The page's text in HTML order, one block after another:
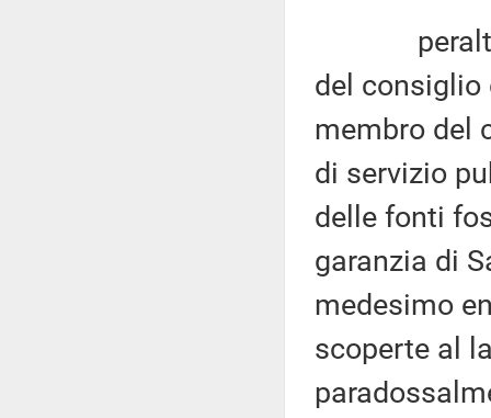
peraltro è
del consiglio
membro del
di servizio
delle fonti
garanzia di
medesimo
scoperte al